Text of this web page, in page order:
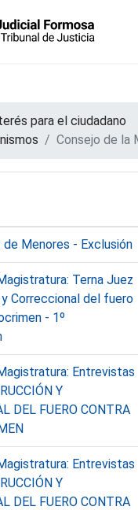
para el ciudadano
Consejo de la
de Menores - Exclusión
Terna Juez
Correccional del fuero
- 1º
Entrevistas
Y
DEL FUERO CONTRA
Entrevistas
Y
DEL FUERO CONTRA